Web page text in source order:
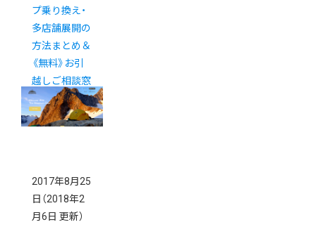
プ乗り換え・
多店舗展開の
方法まとめ＆
《無料》お引
越しご相談窓
口
2017年8月25
日 （2018年2
月6日 更新）